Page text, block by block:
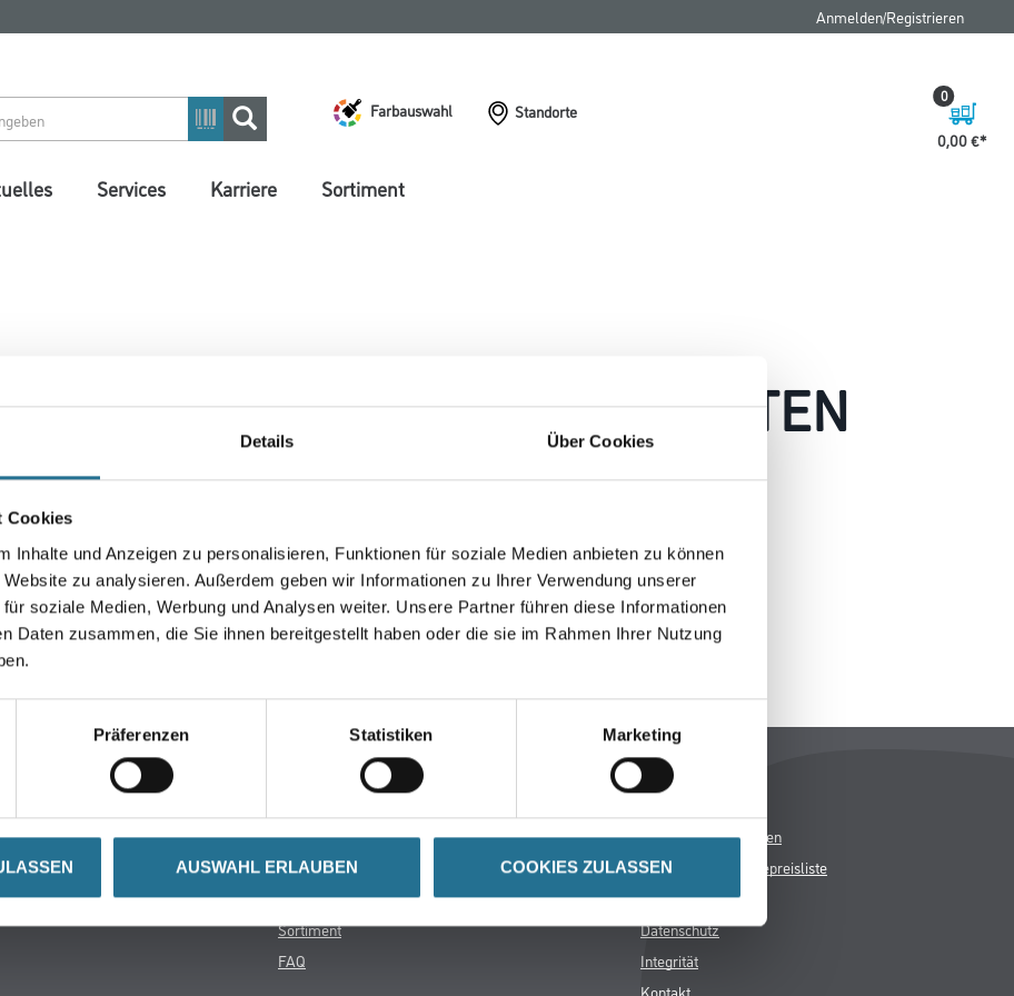
Details Über Cookies
Cookies
Inhalte und Anzeigen zu personalisieren, Funktionen für soziale Medien anbieten zu können
zu analysieren. Außerdem geben wir Informationen zu Ihrer Verwendung unserer
soziale Medien, Werbung und Analysen weiter. Unsere Partner führen diese Informationen
Daten zusammen, die Sie ihnen bereitgestellt haben oder die sie im Rahmen Ihrer Nutzung
Präferenzen Statistiken Marketing
AUSWAHL ERLAUBEN COOKIES ZULASSEN
Anmelden/Registrieren
Farbauswahl
Standorte
0,00 €
0
Services Karriere Sortiment
IST AUFGETRETEN
schon an der Lösung und werden das Problem so schnell wie möglich beheben.
in der Zwischenzeit unseren Online-Shop und lassen Sie sich inspirieren.
ZURÜCK ZUM ONLINE-SHOP
Späth Knoll GmbH
Unternehmen
Aktuelles
Services
Karriere
Sortiment
Rechtliches
AGB
Nutzungsbedingungen
Logistik- und Servicepreisliste
Impressum
Datenschutz